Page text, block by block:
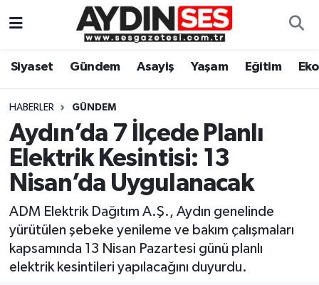
Siyaset Gündem Asayiş Yaşam Eğitim
HABERLER GÜNDEM
Aydın’da 7 İlçede Planlı
Elektrik Kesintisi: 13
Nisan’da Uygulanacak
ADM Elektrik Dağıtım A.Ş., Aydın genelinde
yürütülen şebeke yenileme ve bakım çalışmaları
kapsamında 13 Nisan Pazartesi günü planlı
elektrik kesintileri yapılacağını duyurdu.
Gündem
Siyaset
Ekonomi
Eğitim
Kültür Sanat
Aydın Hava Durumu
Aydin Namaz Vakitleri
Aydın Trafik Yoğunluk Haritası
Süper Lig Puan Durumu ve Fikstür
Tüm Manşetler
Son Dakika Haberleri